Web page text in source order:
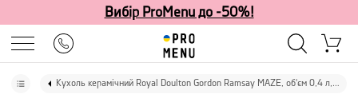
Вибір ProMenu до -50%!
Кухоль керамічний Royal Doulton Gordon Ramsay MAZE, об'єм 0,4 л, синій